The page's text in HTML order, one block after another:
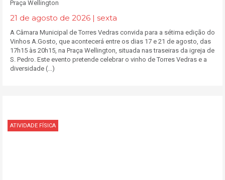
Praça Wellington
21 de agosto de 2026 | sexta
A Câmara Municipal de Torres Vedras convida para a sétima edição do
Vinhos A.Gosto, que acontecerá entre os dias 17 e 21 de agosto, das
17h15 às 20h15, na Praça Wellington, situada nas traseiras da igreja de
S. Pedro. Este evento pretende celebrar o vinho de Torres Vedras e a
diversidade (...)
ATIVIDADE FÍSICA